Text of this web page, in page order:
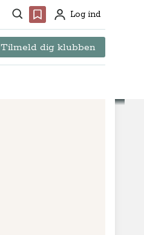
Søg Favoritter
ProfilLog ind
Tilmeld dig klubben